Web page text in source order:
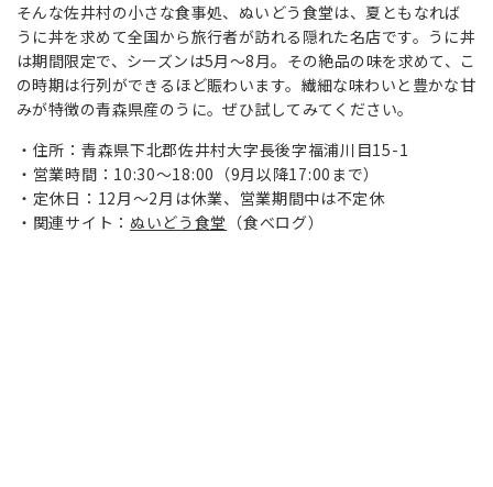
そんな佐井村の小さな食事処、ぬいどう食堂は、夏ともなれば
うに丼を求めて全国から旅行者が訪れる隠れた名店です。うに丼
は期間限定で、シーズンは5月～8月。その絶品の味を求めて、こ
の時期は行列ができるほど賑わいます。繊細な味わいと豊かな甘
みが特徴の青森県産のうに。ぜひ試してみてください。
住所：青森県下北郡佐井村大字長後字福浦川目15-1
営業時間：10:30～18:00（9月以降17:00まで）
定休日：12月～2月は休業、営業期間中は不定休
関連サイト： ぬいどう食堂 （食べログ）